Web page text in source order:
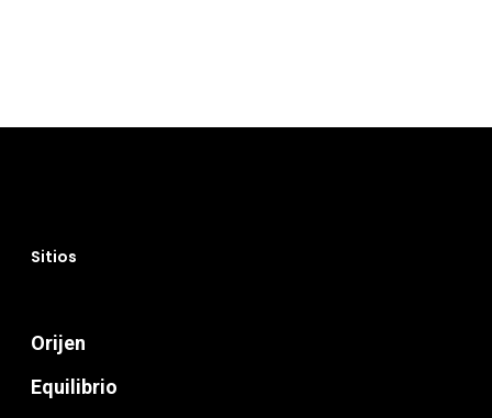
Sitios
Orijen
Equilibrio